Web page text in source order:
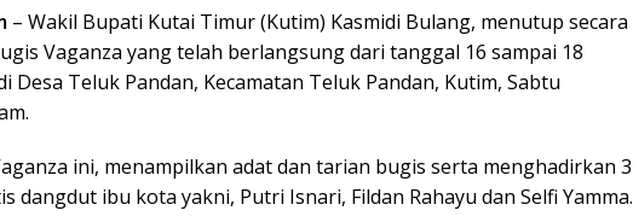
– Wakil Bupati Kutai Timur (Kutim) Kasmidi Bulang, menutup secara
Vaganza yang telah berlangsung dari tanggal 16 sampai 18
Desa Teluk Pandan, Kecamatan Teluk Pandan, Kutim, Sabtu
ini, menampilkan adat dan tarian bugis serta menghadirkan 3
dangdut ibu kota yakni, Putri Isnari, Fildan Rahayu dan Selfi Yamma.